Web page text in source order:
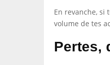
En revanche,
volume de tes
Pertes,